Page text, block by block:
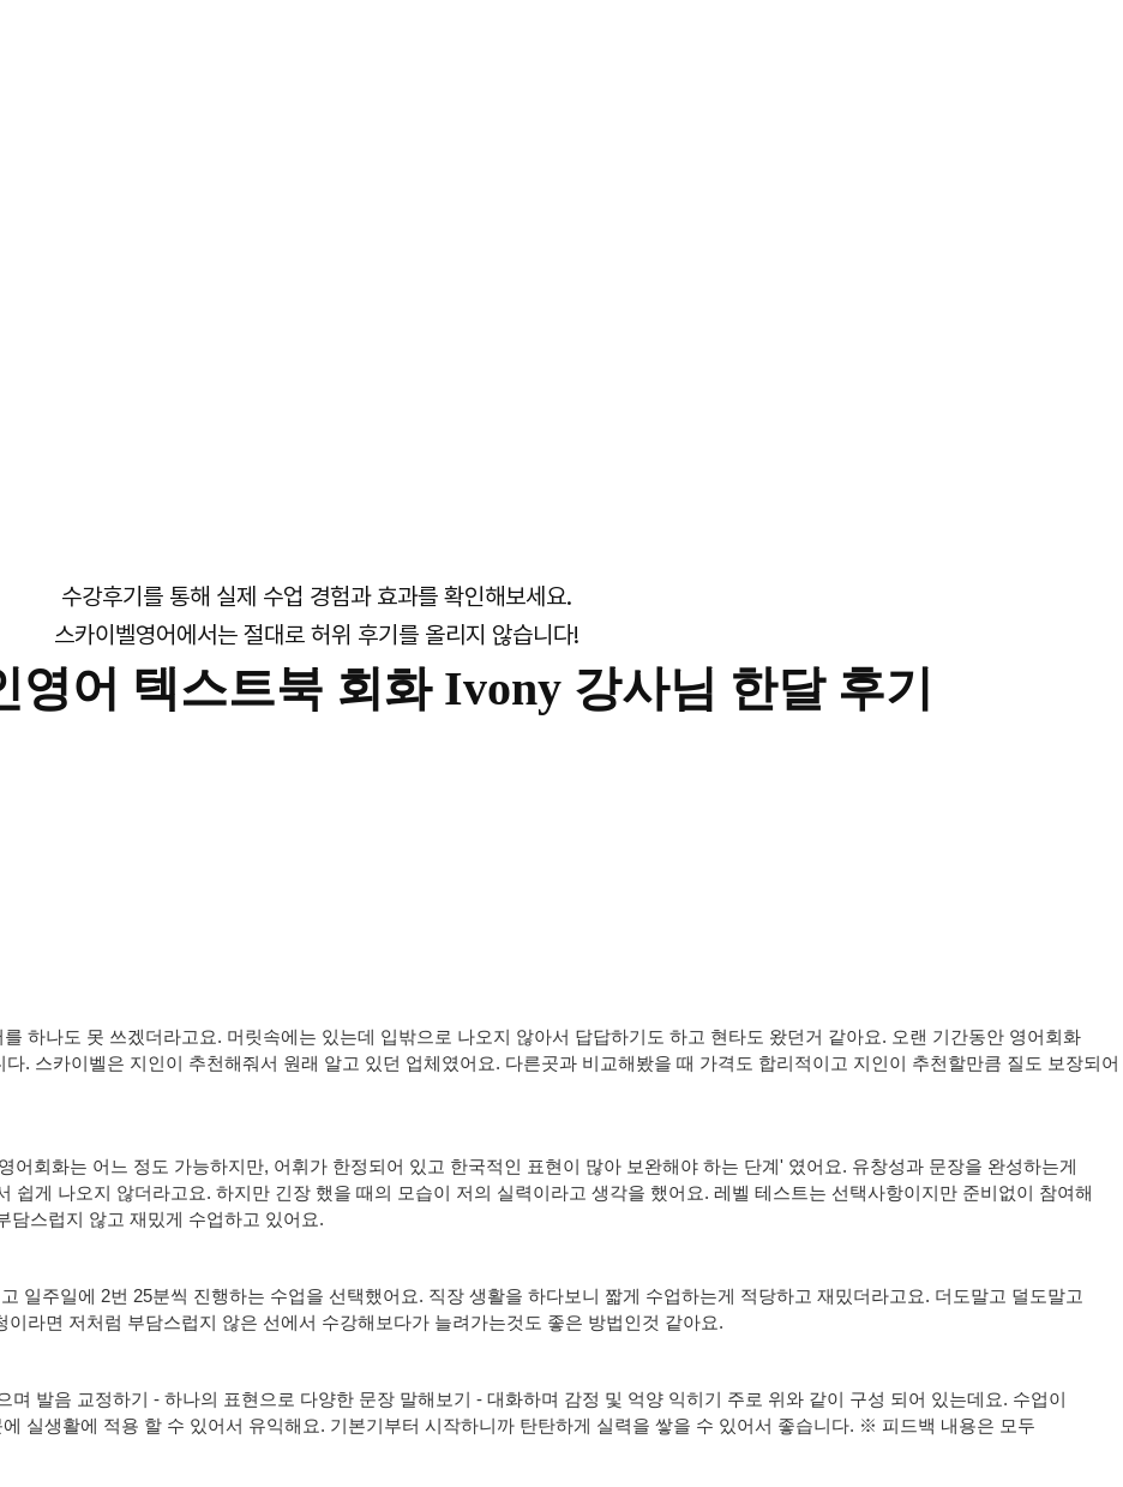
수강후기를 통해 실제 수업 경험과 효과를 확인해보세요.
스카이벨영어에서는 절대로 허위 후기를 올리지 않습니다!
영어 텍스트북 회화 Ivony 강사님 한달 후기
하나도 못 쓰겠더라고요. 머릿속에는 있는데 입밖으로 나오지 않아서 답답하기도 하고 현타도 왔던거 같아요. 오랜 기간동안 영어회화
. 스카이벨은 지인이 추천해줘서 원래 알고 있던 업체였어요. 다른곳과 비교해봤을 때 가격도 합리적이고 지인이 추천할만큼 질도 보장되어
어회화는 어느 정도 가능하지만, 어휘가 한정되어 있고 한국적인 표현이 많아 보완해야 하는 단계' 였어요. 유창성과 문장을 완성하는게
쉽게 나오지 않더라고요. 하지만 긴장 했을 때의 모습이 저의 실력이라고 생각을 했어요. 레벨 테스트는 선택사항이지만 준비없이 참여해
담스럽지 않고 재밌게 수업하고 있어요.
일주일에 2번 25분씩 진행하는 수업을 선택했어요. 직장 생활을 하다보니 짧게 수업하는게 적당하고 재밌더라고요. 더도말고 덜도말고
라면 저처럼 부담스럽지 않은 선에서 수강해보다가 늘려가는것도 좋은 방법인것 같아요.
발음 교정하기 - 하나의 표현으로 다양한 문장 말해보기 - 대화하며 감정 및 억양 익히기 주로 위와 같이 구성 되어 있는데요. 수업이
실생활에 적용 할 수 있어서 유익해요. 기본기부터 시작하니까 탄탄하게 실력을 쌓을 수 있어서 좋습니다. ※ 피드백 내용은 모두